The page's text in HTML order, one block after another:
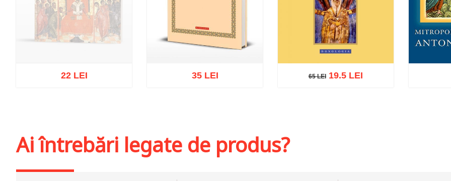
22 LEI 35 LEI 65 LEI 19.5 LEI
Ai întrebări legate de produs?